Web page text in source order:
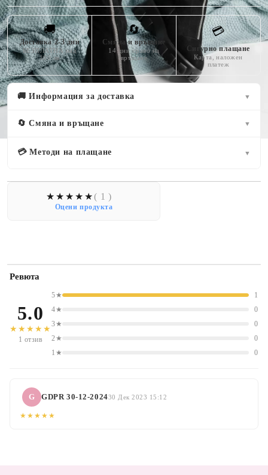
🚚
Доставка 2-3 дни
БЕЗПЛАТНА над
100 лв
🔄
Смяна и връщане
14 дни право на
връщане
💳
Сигурно плащане
Карта, наложен
платеж
🚚 Информация за доставка ▼
🔄 Смяна и връщане ▼
💳 Методи на плащане ▼
( 1 )
Оцени продукта
Ревюта
5.0
★★★★★
1 отзив
5★
1
4★
0
3★
0
2★
0
1★
0
G GDPR 30-12-202430 Дек 2023 15:12
★★★★★